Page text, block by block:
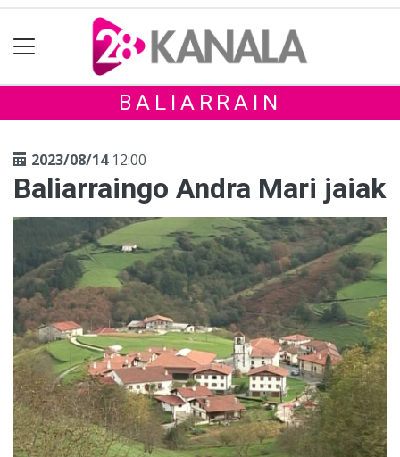
BALIARRAIN
2023/08/1412:00
Baliarraingo Andra Mari jaiak